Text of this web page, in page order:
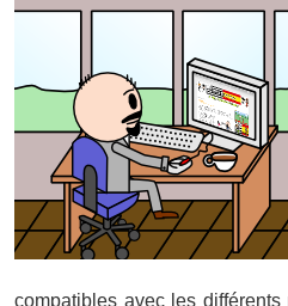
compatibles avec les